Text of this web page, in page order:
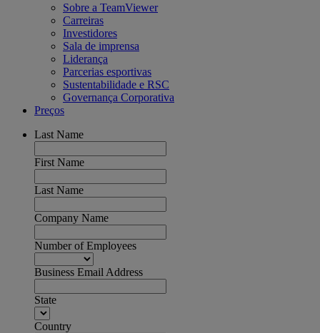
Sobre a TeamViewer
Carreiras
Investidores
Sala de imprensa
Liderança
Parcerias esportivas
Sustentabilidade e RSC
Governança Corporativa
Preços
Last Name
First Name
Last Name
Company Name
Number of Employees
Business Email Address
State
Country